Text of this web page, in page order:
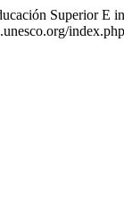
Superior E